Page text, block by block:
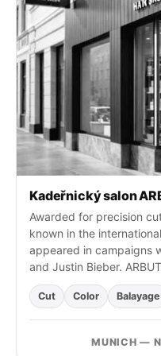
:
Kadeřnický salon
Awarded for precision
known in the
appeared in campaigns
and Justin Bieber.
Cut Color Balayage
MUNICH —